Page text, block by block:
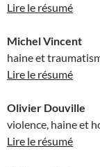
Lire le résumé
Michel Vincent
haine et
Lire le résumé
Olivier Douville
violence, haine et
Lire le résumé